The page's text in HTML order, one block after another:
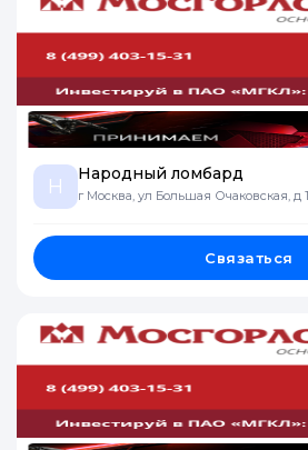
Н
Народный ломбард
г Москва, ул Большая Очаковская, д
Связаться